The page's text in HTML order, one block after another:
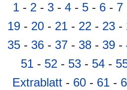
1 - 2 - 3 - 4 - 5 - 6 - 7
19- 20- 21- 22- 23-
35- 36- 37- 38- 39-
51 - 52 - 53 - 54 -
Extrablatt - 60 - 61 -